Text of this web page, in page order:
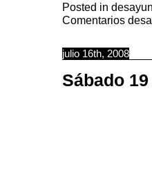
Posted in
Comentarios
julio 16th, 2008
Sábado